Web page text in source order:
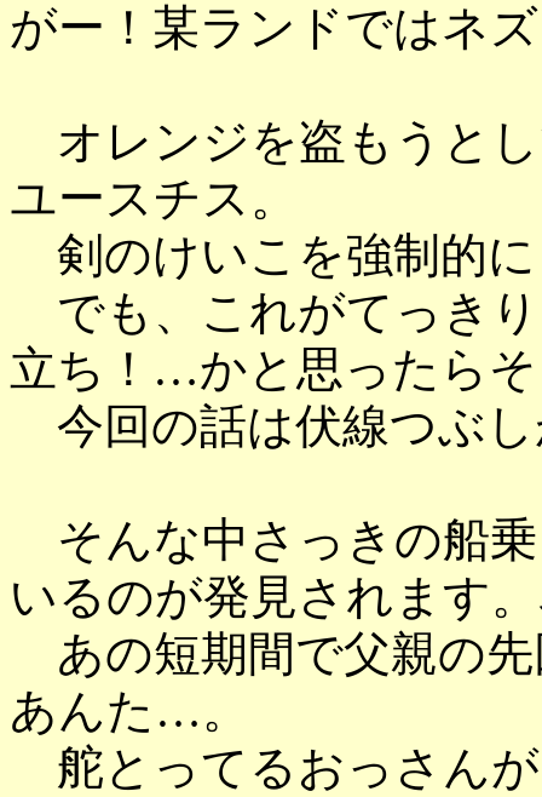
がー！某ランドではネ
オレンジを盗もうと
ユースチス。
剣のけいこを強制的
でも、これがてっき
立ち！…かと思ったら
今回の話は伏線つぶ
そんな中さっきの船
いるのが発見されます
あの短期間で父親の
あんた…。
舵とってるおっさん